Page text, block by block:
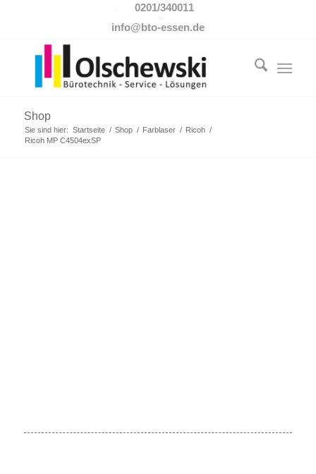
0201/340011
info@bto-essen.de
Shop
Sie sind hier: Startseite / Shop / Farblaser / Ricoh /
Ricoh MP C4504exSP